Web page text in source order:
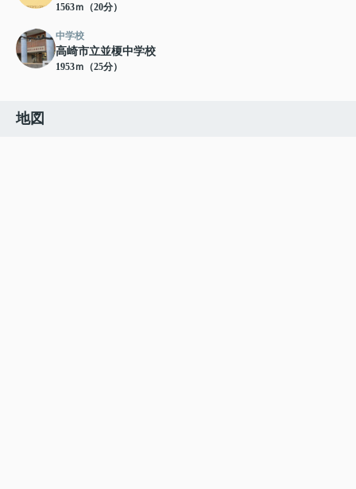
1563ｍ（20分）
中学校
高崎市立並榎中学校
1953ｍ（25分）
地図